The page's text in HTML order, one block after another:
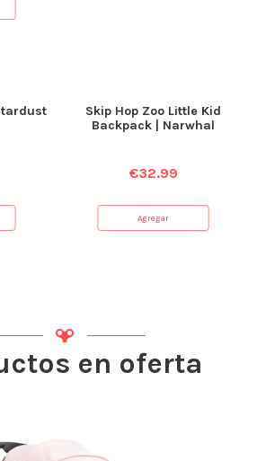
Skip Hop Zoo Little Kid
Backpack | Narwhal
€32.99
Agregar
en oferta